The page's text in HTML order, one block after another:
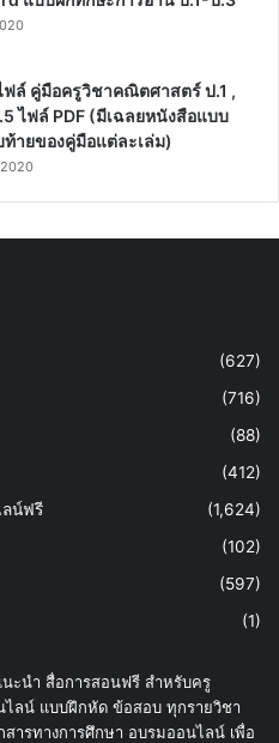
ล์ คู่มือครูวิชาคณิตศาสตร์ ป.1 ,
ไฟล์ PDF (มีเฉลยหนังสือแบบ
ายของคู่มือแต่ละเล่ม)
(627)
(716)
(88)
(412)
น์ฟรี
(1,624)
(102)
(597)
(1)
ะนำ สื่อการสอนฟรี สำหรับครู
ไลน์ แบบฝึกหัด ข้อสอบ ทุกรายวิชา
ารทางการศึกษา อบรมออนไลน์ เพื่อ